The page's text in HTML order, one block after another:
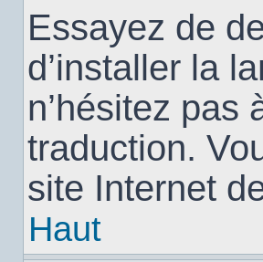
Essayez de
d’installer la
n’hésitez pas
traduction.
site Internet
Haut